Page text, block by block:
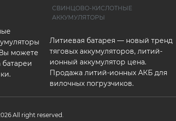
можете
батареи
СВИНЦОВО-КИСЛОТНЫЕ
АККУМУЛЯТОРЫ
Литиевая батарея — новый тренд
тяговых аккумуляторов, литий-
ионный аккумулятор цена.
Продажа литий-ионных АКБ для
вилочных погрузчиков.
All right reserved.